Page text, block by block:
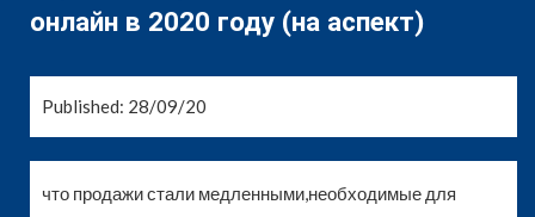
онлайн в 2020 году (на аспект)
Published: 28/09/20
что продажи стали медленными,необходимые для